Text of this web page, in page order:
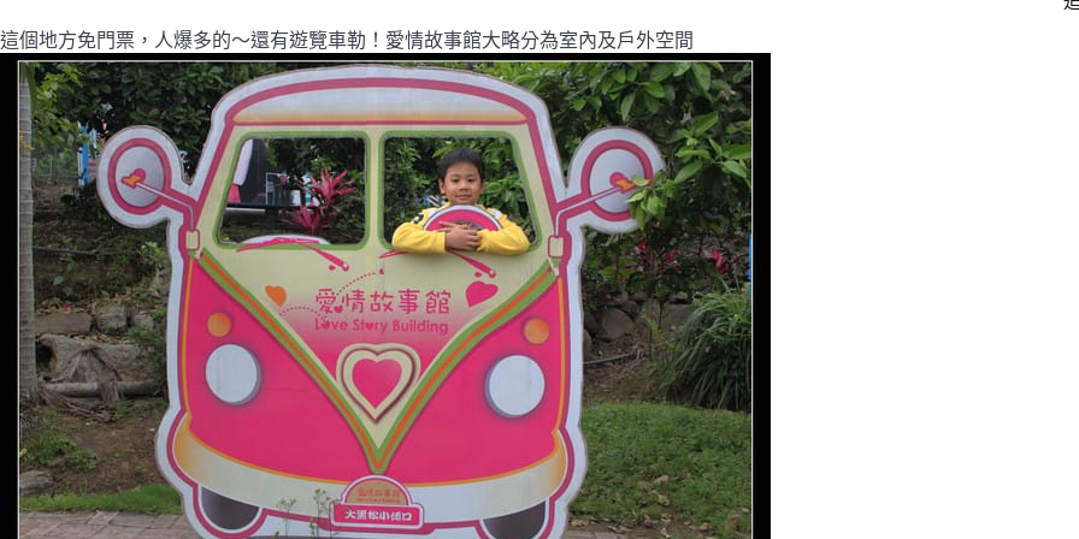
這個地方免門票，人爆多的～還有遊覽車勒！愛情故事館大略分為室內及戶外空間